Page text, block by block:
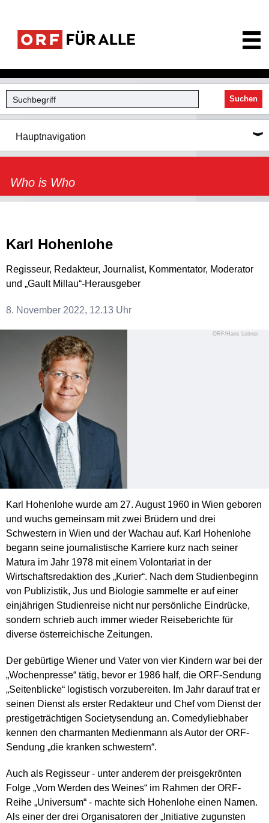
Suchen
Hauptnavigation
Who is Who
Karl Hohenlohe
Regisseur, Redakteur, Journalist, Kommentator, Moderator
und „Gault Millau“-Herausgeber
8. November 2022, 12.13 Uhr
ORF/Hans Leitner
Karl Hohenlohe wurde am 27. August 1960 in Wien geboren
und wuchs gemeinsam mit zwei Brüdern und drei
Schwestern in Wien und der Wachau auf. Karl Hohenlohe
begann seine journalistische Karriere kurz nach seiner
Matura im Jahr 1978 mit einem Volontariat in der
Wirtschaftsredaktion des „Kurier“. Nach dem Studienbeginn
von Publizistik, Jus und Biologie sammelte er auf einer
einjährigen Studienreise nicht nur persönliche Eindrücke,
sondern schrieb auch immer wieder Reiseberichte für
diverse österreichische Zeitungen.
Der gebürtige Wiener und Vater von vier Kindern war bei der
„Wochenpresse“ tätig, bevor er 1986 half, die ORF-Sendung
„Seitenblicke“ logistisch vorzubereiten. Im Jahr darauf trat er
seinen Dienst als erster Redakteur und Chef vom Dienst der
prestigeträchtigen Societysendung an. Comedyliebhaber
kennen den charmanten Medienmann als Autor der ORF-
Sendung „die kranken schwestern“.
Auch als Regisseur - unter anderem der preisgekrönten
Folge „Vom Werden des Weines“ im Rahmen der ORF-
Reihe „Universum“ - machte sich Hohenlohe einen Namen.
Als einer der drei Organisatoren der „Initiative zugunsten